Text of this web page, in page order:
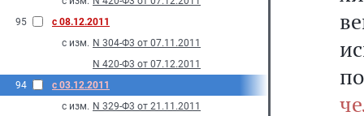
95
с 08.12.2011
с изм. N 304-Ф3 от 07.11.2011
N 420-Ф3 от 07.12.2011
94
с 03.12.2011
с изм. N 329-Ф3 от 21.11.2011